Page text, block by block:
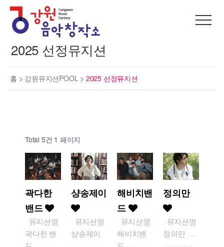
2025 선정뮤지션
홈 > 강원뮤지션POOL > 2025 선정뮤지션
Total 5건 1 페이지
곽다한
밴드
뮤지션명
곽다한 밴
샹송제이
뮤지션명
샹송제이
해비치밴
드
뮤지션명
해비치밴
정의만
뮤지션명
정의만 ..